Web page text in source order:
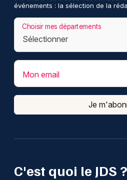
C'est quoi le JDS ?
événements : la sélection de la
Choisir mes départements
Mon email
Je